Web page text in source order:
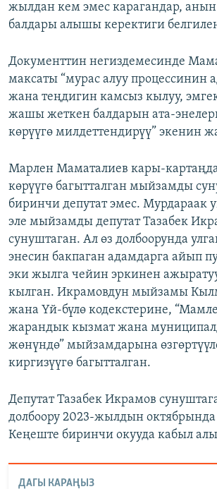
жылдан кем эмес карагандар,
балдары алышы керектиги
Документтин негиздемесинде
максаты “мурас алуу процессинин
жана теңдигин камсыз кылуу,
жашы жеткен балдарын ата-
көрүүгө милдеттендирүү” экенин
Марлен Маматалиев кары-
көрүүгө багытталган мыйзамды
биринчи депутат эмес. Мурдараак
эле мыйзамды депутат Тазабек
сунуштаган. Ал өз долбоорунда
энесин бакпаган адамдарга айып
эки жылга чейин эркинен
кылган. Икрамовдун мыйзамы
жана Үй-бүлө кодекстерине,
жарандык кызмат жана
жөнүндө” мыйзамдарына
киргизүүгө багытталган.
Депутат Тазабек Икрамов
долбоору 2023-жылдын
Кеңеште биринчи окууда кабыл
ДАГЫ КАРАҢЫЗ